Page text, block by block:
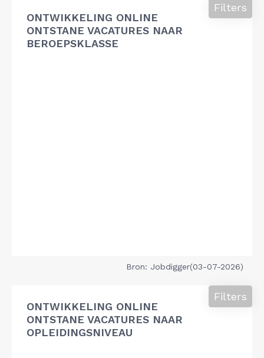
ONTWIKKELING ONLINE
ONTSTANE VACATURES NAAR
BEROEPSKLASSE
Filters
Bron: Jobdigger(03-07-2026)
ONTWIKKELING ONLINE
ONTSTANE VACATURES NAAR
OPLEIDINGSNIVEAU
Filters